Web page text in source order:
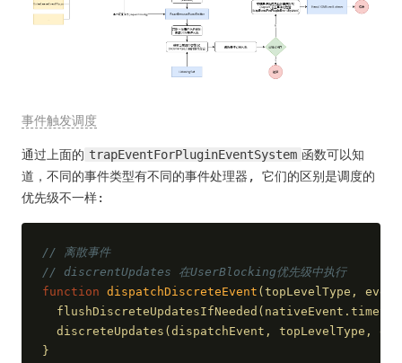
事件触发调度
通过上面的 trapEventForPluginEventSystem 函数可以知
道，不同的事件类型有不同的事件处理器, 它们的区别是调度的
优先级不一样:
// 离散事件
// discrentUpdates 在UserBlocking优先级中执行
function dispatchDiscreteEvent ( topLevelType,
discreteUpdates(dispatchEvent, topLevelType,
}